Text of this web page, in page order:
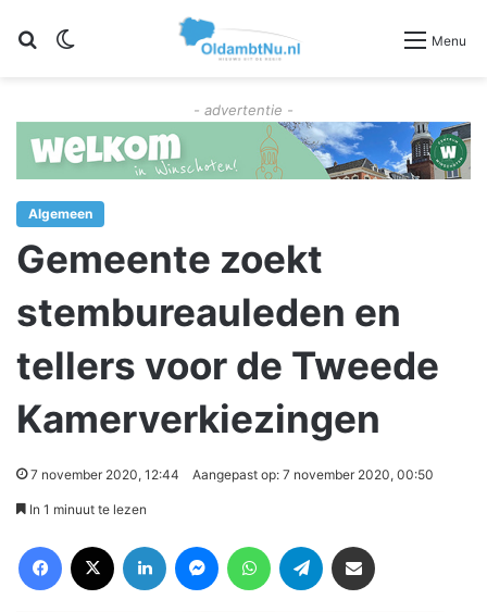
Zoeken Menu
- advertentie -
Algemeen
Gemeente zoekt
stembureauleden en
tellers voor de Tweede
Kamerverkiezingen
7 november 2020, 12:44 Aangepast op: 7 november 2020, 00:50
In 1 minuut te lezen